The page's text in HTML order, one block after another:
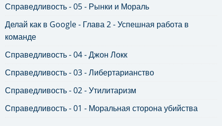
Справедливость - 05 - Рынки и Мораль
Делай как в Google - Глава 2 - Успешная работа в
команде
Справедливость - 04 - Джон Локк
Справедливость - 03 - Либертарианство
Справедливость - 02 - Утилитаризм
Справедливость - 01 - Моральная сторона убийства